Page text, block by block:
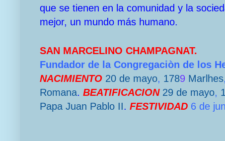
que se tienen en la comunidad y la
mejor, un mundo más humano.
SAN MARCELINO CHAMPAGNAT.
Fundador de la Congregaciòn de los
NACIMIENTO 20 de mayo, 1789 Marlhes
Romana. BEATIFICACION 29 de mayo,
Papa Juan Pablo II. FESTIVIDAD 6 de